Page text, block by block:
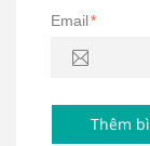
Email*